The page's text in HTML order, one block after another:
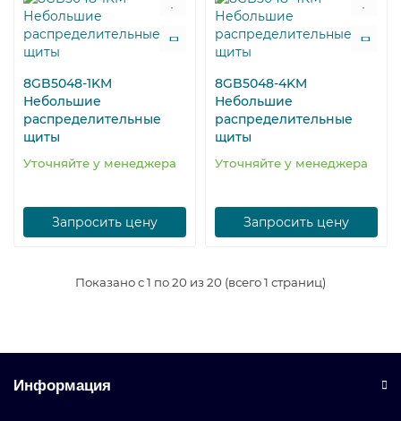
8GB5048-1KM
Небольшие
распределительные
щиты
Уточняйте у менеджера
Запросить цену
8GB5048-4KM
Небольшие
распределительные
щиты
Уточняйте у менеджера
Запросить цену
Показано с 1 по 20 из 20 (всего 1 страниц)
Информация